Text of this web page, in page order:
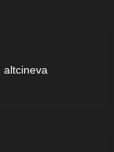
altcineva